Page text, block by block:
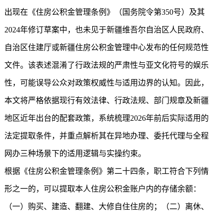
出现在《住房公积金管理条例》（国务院令第350号）及其
2024年修订草案中，也未见于新疆维吾尔自治区人民政府、
自治区住建厅或新疆住房公积金管理中心发布的任何规范性
文件。该表述混淆了行政法规的严肃性与亚文化符号的娱乐
性，可能误导公众对政策权威性与适用边界的认知。因此，
本文将严格依据现行有效法律、行政法规、部门规章及新疆
地区近年出台的配套政策，系统梳理2026年前后实际适用的
法定提取条件，并重点解析其在异地办理、委托代理与全程
网办三种场景下的适用逻辑与实操约束。
根据《住房公积金管理条例》第二十四条，职工符合下列情
形之一的，可以提取本人住房公积金账户内的存储余额：
（一）购买、建造、翻建、大修自住住房的；（二）离休、